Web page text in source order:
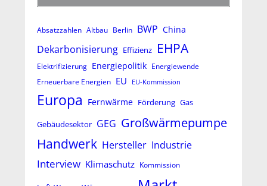
Absatzzahlen Altbau Berlin BWP China
Dekarbonisierung Effizienz EHPA
Elektrifizierung Energiepolitik Energiewende
Erneuerbare Energien EU EU-Kommission
Europa Fernwärme Förderung Gas
Gebäudesektor GEG Großwärmepumpe
Handwerk Hersteller Industrie
Interview Klimaschutz Kommission